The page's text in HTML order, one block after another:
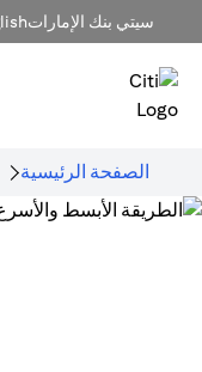
سيتي بنك الإمارات
الصفحة الرئيسية